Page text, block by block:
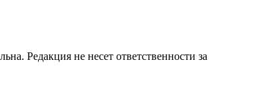
Редакция не несет ответственности за